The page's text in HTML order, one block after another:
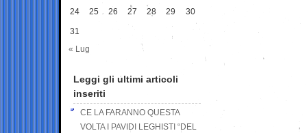
24 25 26 27 28 29 30
31
« Lug
Leggi gli ultimi articoli
inseriti
CE LA FARANNO QUESTA
VOLTA I PAVIDI LEGHISTI “DEL